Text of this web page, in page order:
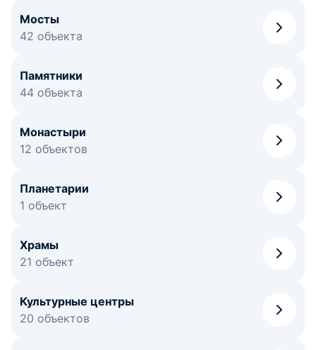
Мосты
42 объекта
Памятники
44 объекта
Монастыри
12 объектов
Планетарии
1 объект
Храмы
21 объект
Культурные центры
20 объектов